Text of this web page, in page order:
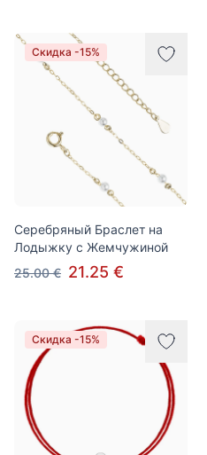
Скидка -15%
Серебряный Браслет на
Лодыжку с Жемчужиной
25.00 € 21.25 €
Скидка -15%